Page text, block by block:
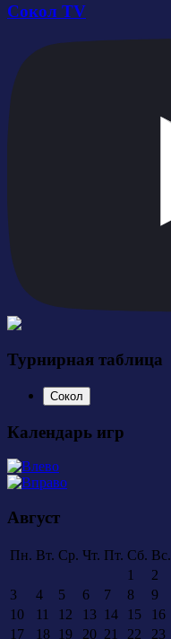
Сокол TV
Турнирная таблица
Сокол
Календарь игр
Август
Пн. Вт. Ср. Чт. Пт. Сб. Вс.
1
2
3
4 5 6 7 8
9
10
11 12 13 14 15
16
17
18 19 20 21 22
23